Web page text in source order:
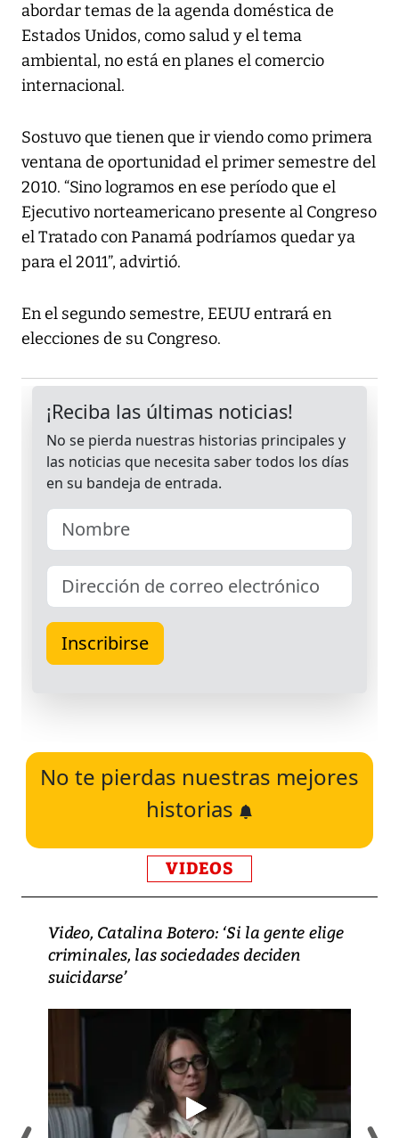
abordar temas de la agenda doméstica de
Estados Unidos, como salud y el tema
ambiental, no está en planes el comercio
internacional.
Sostuvo que tienen que ir viendo como primera
ventana de oportunidad el primer semestre del
2010. “Sino logramos en ese período que el
Ejecutivo norteamericano presente al Congreso
el Tratado con Panamá podríamos quedar ya
para el 2011”, advirtió.
En el segundo semestre, EEUU entrará en
elecciones de su Congreso.
No te pierdas nuestras mejores
historias
VIDEOS
Video, Catalina Botero: ‘Si la gente elige
criminales, las sociedades deciden
suicidarse’